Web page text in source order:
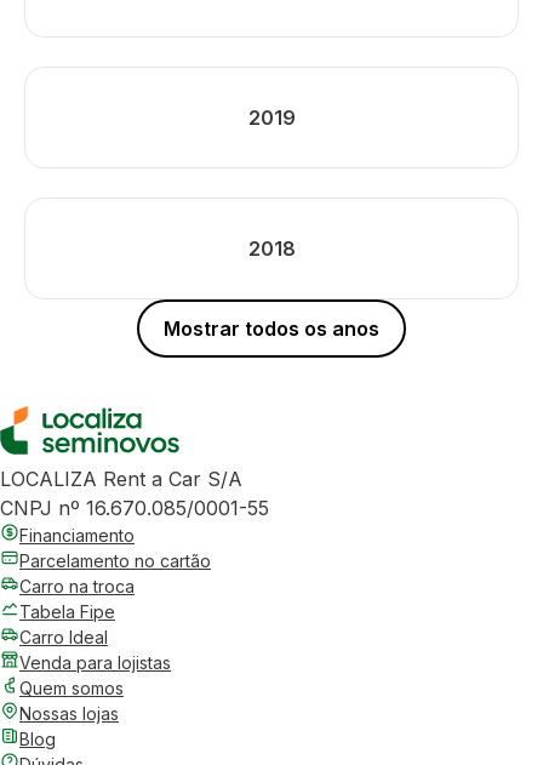
2019
2018
Mostrar todos os anos
LOCALIZA Rent a Car S/A
CNPJ nº 16.670.085/0001-55
Financiamento
Parcelamento no cartão
Carro na troca
Tabela Fipe
Carro Ideal
Venda para lojistas
Quem somos
Nossas lojas
Blog